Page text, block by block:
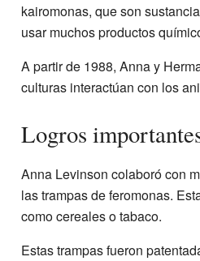
kairomonas, que son
usar muchos productos
A partir de 1988, Anna y
culturas interactúan con los
Logros
Anna Levinson colaboró con
las trampas de feromonas.
como cereales o tabaco.
Estas trampas fueron